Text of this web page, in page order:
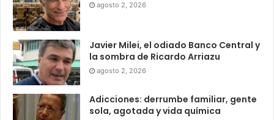
agosto 2, 2026
Javier Milei, el odiado Banco Central y
la sombra de Ricardo Arriazu
agosto 2, 2026
Adicciones: derrumbe familiar, gente
sola, agotada y vida química